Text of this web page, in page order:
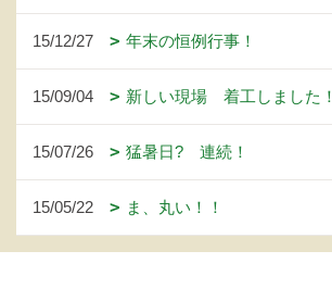
15/12/27 年末の恒例行事！
15/09/04 新しい現場 着工しました！
15/07/26 猛暑日? 連続！
15/05/22 ま、丸い！！